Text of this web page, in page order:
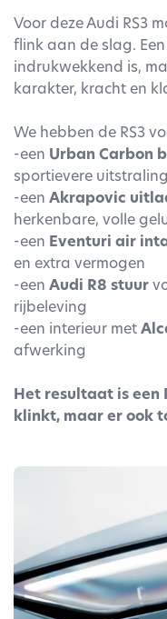
Voor deze Audi RS3
flink aan de slag.
indrukwekkend is,
karakter, kracht en
We hebben de RS3
-een Urban Carbon
sportievere uitstraling
-een Akrapovic
herkenbare, volle
-een Eventuri air
en extra vermogen
-een Audi R8 stuur
rijbeleving
-een interieur met
afwerking
Het resultaat is een
klinkt, maar er ook